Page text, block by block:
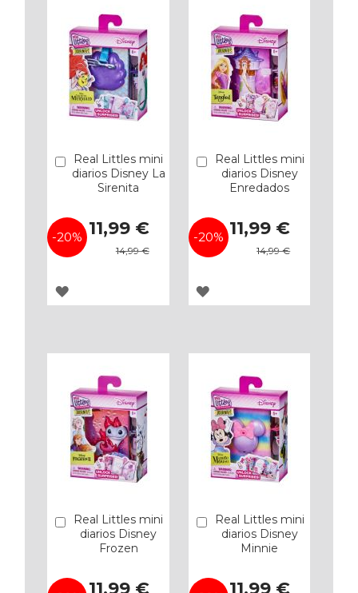
Real Littles mini
diarios Disney La
Sirenita
-20%
Precio
especial
11,99 €
14,99 €
Añadir
AGREGAR
FAVORITOS
Real Littles mini
diarios Disney
Enredados
-20%
Precio
especial
11,99 €
14,99 €
Añadir
AGREGAR
FAVORITOS
Real Littles mini
diarios Disney
Frozen
Precio
Añadir
Real Littles mini
diarios Disney
Minnie
Precio
Añadir